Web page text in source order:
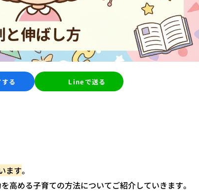
る Lineで送る
ます。
高める子育ての方法についてご紹介していきます。